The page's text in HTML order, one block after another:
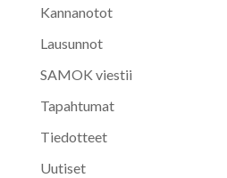
Kannanotot
Lausunnot
SAMOK viestii
Tapahtumat
Tiedotteet
Uutiset